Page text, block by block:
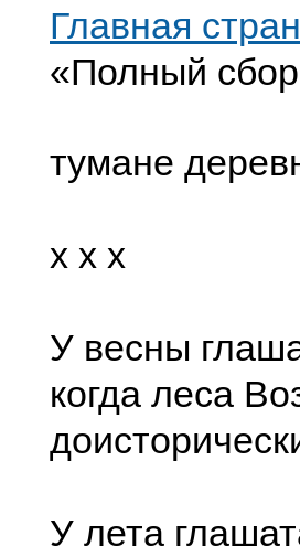
Главная
«Полный
тумане
x x x
У весны
когда леса
У лета